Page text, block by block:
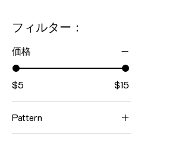
フィルター：
価格
$5 $15
Pattern